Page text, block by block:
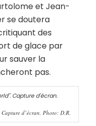
et Jean-
se doutera
des
de glace par
sauver la
pas.
d’écran. Photo: D.R.